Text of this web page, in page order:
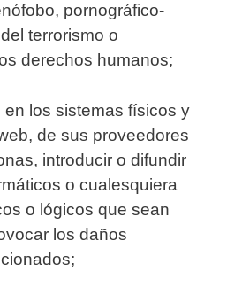
pornográfico-
terrorismo o
derechos humanos;
los sistemas físicos y
de sus proveedores
introducir o difundir
o cualesquiera
o lógicos que sean
los daños